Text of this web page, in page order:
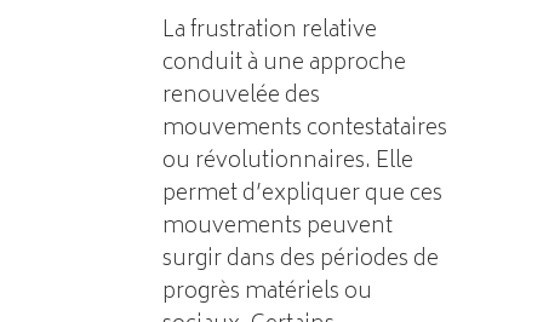
La frustration relative
conduit à une approche
renouvelée des
mouvements contestataires
ou révolutionnaires. Elle
permet d’expliquer que ces
mouvements peuvent
surgir dans des périodes de
progrès matériels ou